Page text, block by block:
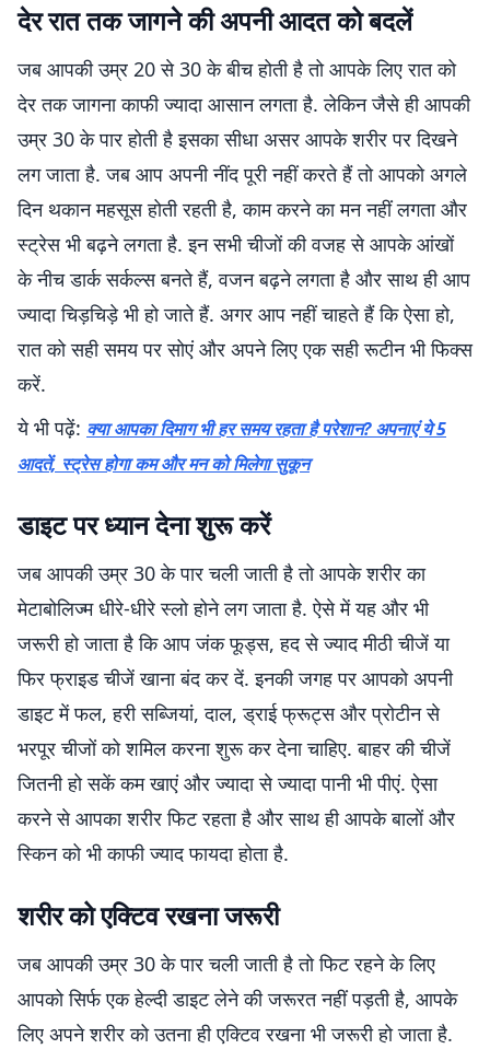
देर रात तक जागने की अपनी आदत को बदलें
जब आपकी उम्र 20 से 30 के बीच होती है तो आपके लिए रात को
देर तक जागना काफी ज्यादा आसान लगता है. लेकिन जैसे ही आपकी
उम्र 30 के पार होती है इसका सीधा असर आपके शरीर पर दिखने
लग जाता है. जब आप अपनी नींद पूरी नहीं करते हैं तो आपको अगले
दिन थकान महसूस होती रहती है, काम करने का मन नहीं लगता और
स्ट्रेस भी बढ़ने लगता है. इन सभी चीजों की वजह से आपके आंखों
के नीच डार्क सर्कल्स बनते हैं, वजन बढ़ने लगता है और साथ ही आप
ज्यादा चिड़चिड़े भी हो जाते हैं. अगर आप नहीं चाहते हैं कि ऐसा हो,
रात को सही समय पर सोएं और अपने लिए एक सही रूटीन भी फिक्स
करें.
ये भी पढ़ें: क्या आपका दिमाग भी हर समय रहता है परेशान? अपनाएं ये 5
आदतें, स्ट्रेस होगा कम और मन को मिलेगा सुकून
डाइट पर ध्यान देना शुरू करें
जब आपकी उम्र 30 के पार चली जाती है तो आपके शरीर का
मेटाबोलिज्म धीरे-धीरे स्लो होने लग जाता है. ऐसे में यह और भी
जरूरी हो जाता है कि आप जंक फूड्स, हद से ज्याद मीठी चीजें या
फिर फ्राइड चीजें खाना बंद कर दें. इनकी जगह पर आपको अपनी
डाइट में फल, हरी सब्जियां, दाल, ड्राई फ्रूट्स और प्रोटीन से
भरपूर चीजों को शमिल करना शुरू कर देना चाहिए. बाहर की चीजें
जितनी हो सकें कम खाएं और ज्यादा से ज्यादा पानी भी पीएं. ऐसा
करने से आपका शरीर फिट रहता है और साथ ही आपके बालों और
स्किन को भी काफी ज्याद फायदा होता है.
शरीर को एक्टिव रखना जरूरी
जब आपकी उम्र 30 के पार चली जाती है तो फिट रहने के लिए
आपको सिर्फ एक हेल्दी डाइट लेने की जरूरत नहीं पड़ती है, आपके
लिए अपने शरीर को उतना ही एक्टिव रखना भी जरूरी हो जाता है.